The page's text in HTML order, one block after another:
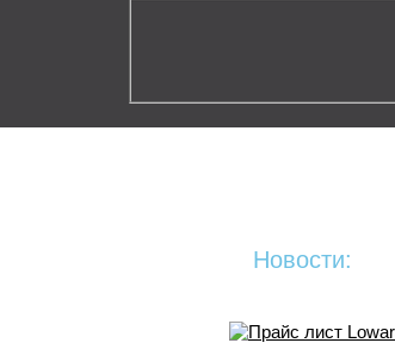
Новости: